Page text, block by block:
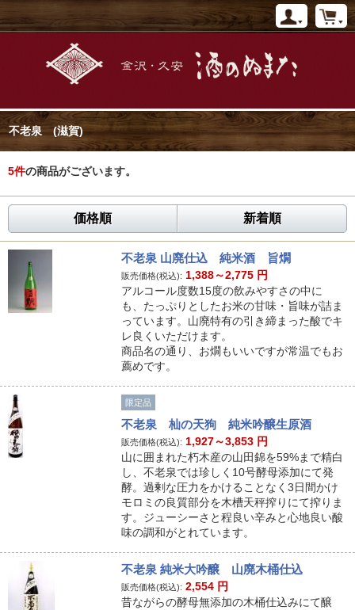
不老泉 (滋賀)
5件の商品がございます。
価格順 新着順
不老泉 山廃仕込 純米酒 旨燗
販売価格(税込): 1,388～2,775 円
アルコール度数15度の飲みやすさの中に
も、たっぷりとしたお米の甘味・旨味が詰ま
っています。山廃特有の引き締まった酸でキ
レ良くいただけます。
商品名の通り、お燗もいいですが常温でもお
薦めです。
限定品
不老泉 杣の天狗 純米吟醸生原酒
販売価格(税込): 1,927～3,853 円
山に囲まれた朽木産の山田錦を59%まで精白
し、不老泉では珍しく10号酵母添加にて発
酵。過剰な圧力をかけることなく3日間かけ
モロミの良質部分を木槽天秤搾りにて搾りま
す。ジューシーさと程良い辛みと心地良い酸
味の調和がとれています。
不老泉 純米大吟醸 山廃木桶仕込
販売価格(税込): 2,554 円
昔ながらの酵母無添加の木桶仕込みにて醸